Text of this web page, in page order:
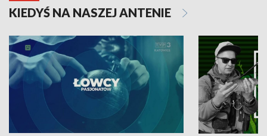
KIEDYŚ NA NASZEJ ANTENIE